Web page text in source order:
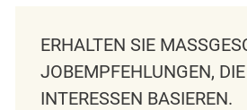
ERHALTEN SIE
OBEMPFEHLUNGEN, DIE
NTERESSEN BASIEREN.